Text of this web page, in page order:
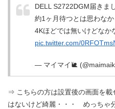
DELL S2722DGM届きま
約1ヶ月待つとは思わな
4Kほどでは無いけどなか
pic.twitter.com/
— マイマイ🐌
⇒ こちらの方は設置後の画面を
はないけど綺麗・・・ めっちゃ